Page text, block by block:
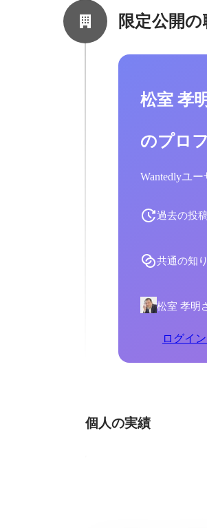
限定公開
松室 孝
のプロ
Wantedlyユ
過去の投
共通の知
松室 孝明
ログイ
個人の実績